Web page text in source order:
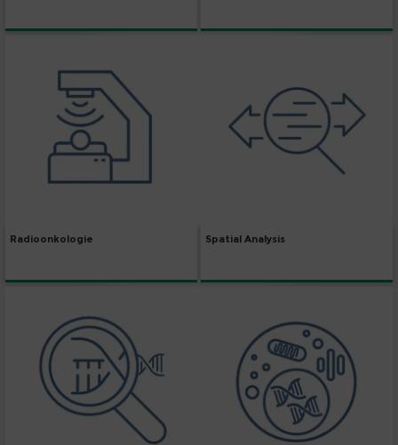
Radioonkologie Spatial Analysis